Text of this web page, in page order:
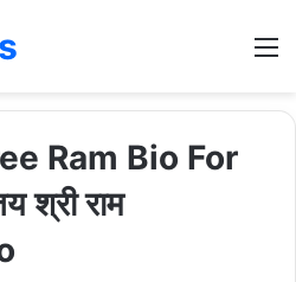
Ram Bio For
राम